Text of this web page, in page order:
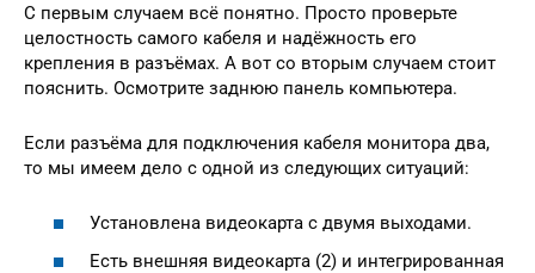
С первым случаем всё понятно. Просто проверьте
целостность самого кабеля и надёжность его
крепления в разъёмах. А вот со вторым случаем стоит
пояснить. Осмотрите заднюю панель компьютера.
Если разъёма для подключения кабеля монитора два,
то мы имеем дело с одной из следующих ситуаций:
Установлена видеокарта с двумя выходами.
Есть внешняя видеокарта (2) и интегрированная